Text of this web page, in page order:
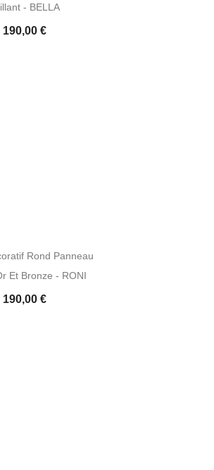
- BELLA
190,00 €
Rond Panneau
Et Bronze - RONI
190,00 €